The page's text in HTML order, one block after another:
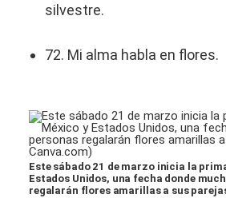
silvestre.
72. Mi alma habla en flores.
Este sábado 21 de marzo inicia la
Estados Unidos, una fecha donde
regalarán flores amarillas a sus